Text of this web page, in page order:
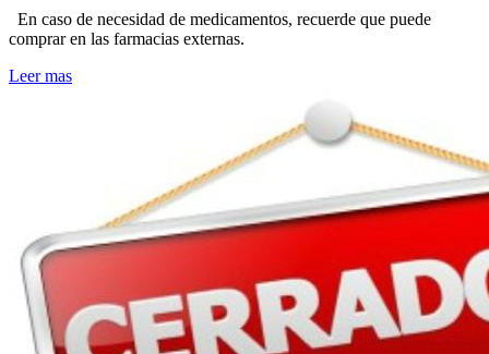
En caso de necesidad de medicamentos, recuerde que puede
comprar en las farmacias externas.
Leer mas